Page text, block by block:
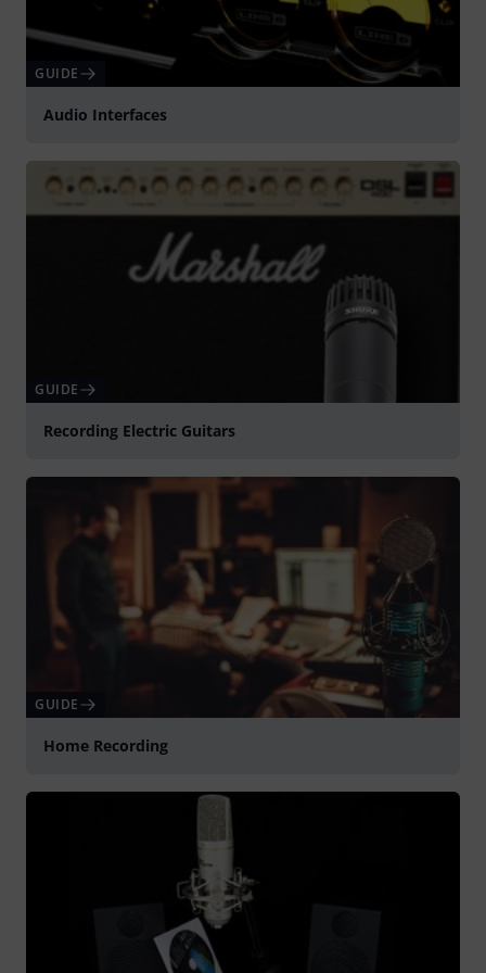
GUIDE
Audio Interfaces
GUIDE
Recording Electric Guitars
GUIDE
Home Recording